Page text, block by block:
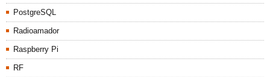
PostgreSQL
Radioamador
Raspberry Pi
RF